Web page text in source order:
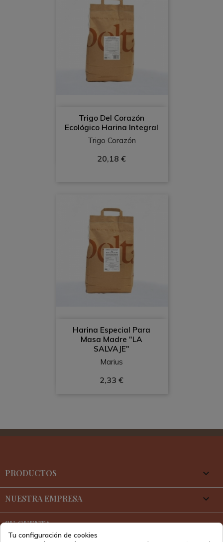
Trigo Del Corazón
Ecológico Harina Integral
Trigo Corazón
20,18 €
Harina Especial Para
Masa Madre "LA
SALVAJE"
Marius
2,33 €
PRODUCTOS 
NUESTRA EMPRESA 
SU CUENTA 
Tu configuración de cookies